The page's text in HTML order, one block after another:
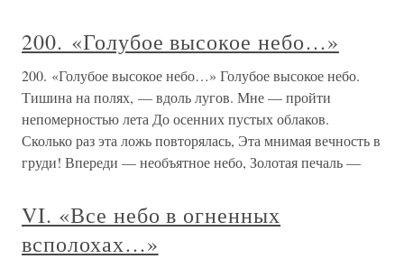
200. «Голубое высокое небо…»
200. «Голубое высокое небо…» Голубое высокое небо.
Тишина на полях, — вдоль лугов. Мне — пройти
непомерностью лета До осенних пустых облаков.
Сколько раз эта ложь повторялась, Эта мнимая вечность в
груди! Впереди — необъятное небо, Золотая печаль —
VI. «Все небо в огненных
всполохах…»